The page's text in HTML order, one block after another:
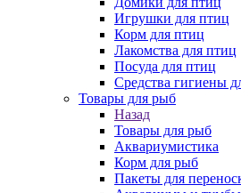
Игрушки для птиц
Корм для птиц
Лакомства для птиц
Посуда для птиц
Средства гигиены
Товары для рыб
Назад
Товары для рыб
Аквариумистика
Корм для рыб
Пакеты для